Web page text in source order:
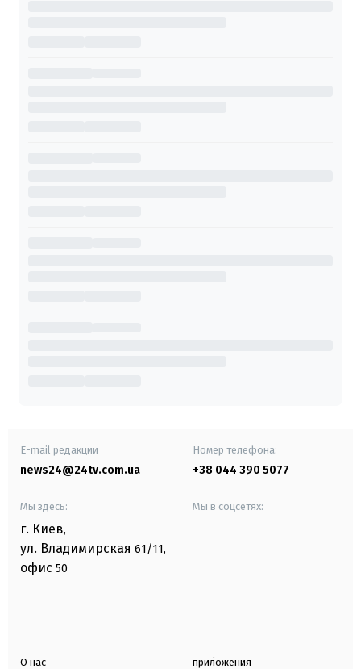
E-mail редакции
news24@24tv.com.ua
Номер телефона:
+38 044 390 5077
Мы здесь:
г. Киев,
ул. Владимирская 61/11,
офис 50
Мы в соцсетях:
О нас приложения